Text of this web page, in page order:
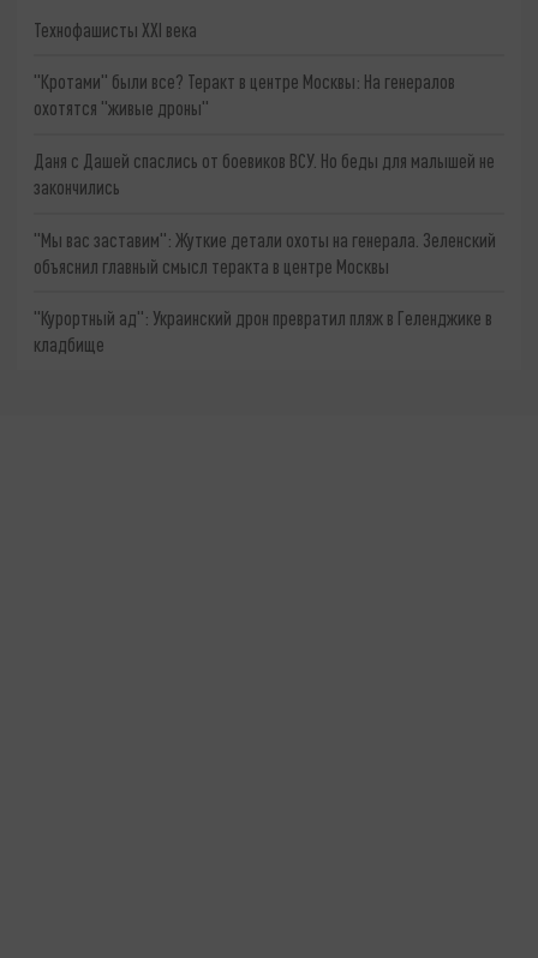
Технофашисты XXI века
"Кротами" были все? Теракт в центре Москвы: На генералов
охотятся "живые дроны"
Даня с Дашей спаслись от боевиков ВСУ. Но беды для малышей не
закончились
"Мы вас заставим": Жуткие детали охоты на генерала. Зеленский
объяснил главный смысл теракта в центре Москвы
"Курортный ад": Украинский дрон превратил пляж в Геленджике в
кладбище